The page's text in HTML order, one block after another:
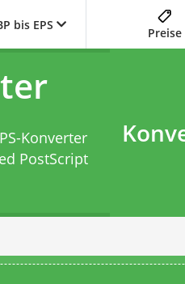
bis EPS
Preise
Konverter
PostScript